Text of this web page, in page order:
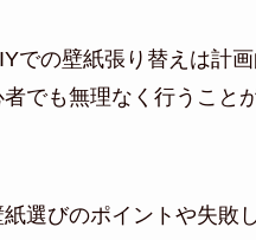
での壁紙張り替えは計
でも無理なく行うこと
選びのポイントや失敗